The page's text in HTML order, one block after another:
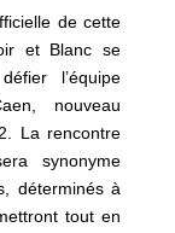
de cette
et Blanc se
l’équipe
nouveau
La rencontre
synonyme
déterminés à
tout en